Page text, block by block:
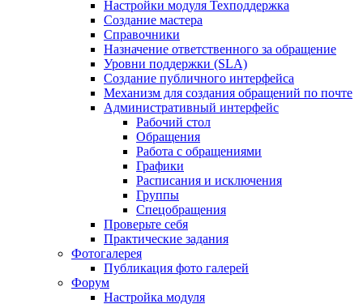
Настройки модуля Техподдержка
Создание мастера
Справочники
Назначение ответственного за обращение
Уровни поддержки (SLA)
Создание публичного интерфейса
Механизм для создания обращений по почте
Административный интерфейс
Рабочий стол
Обращения
Работа с обращениями
Графики
Расписания и исключения
Группы
Спецобращения
Проверьте себя
Практические задания
Фотогалерея
Публикация фото галерей
Форум
Настройка модуля